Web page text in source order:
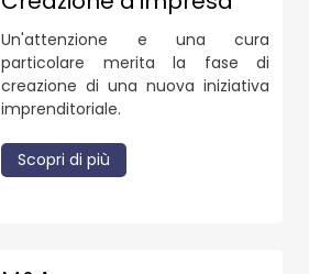
Un'attenzione e una cura
particolare merita la fase di
creazione di una nuova iniziativa
imprenditoriale.
Scopri di più